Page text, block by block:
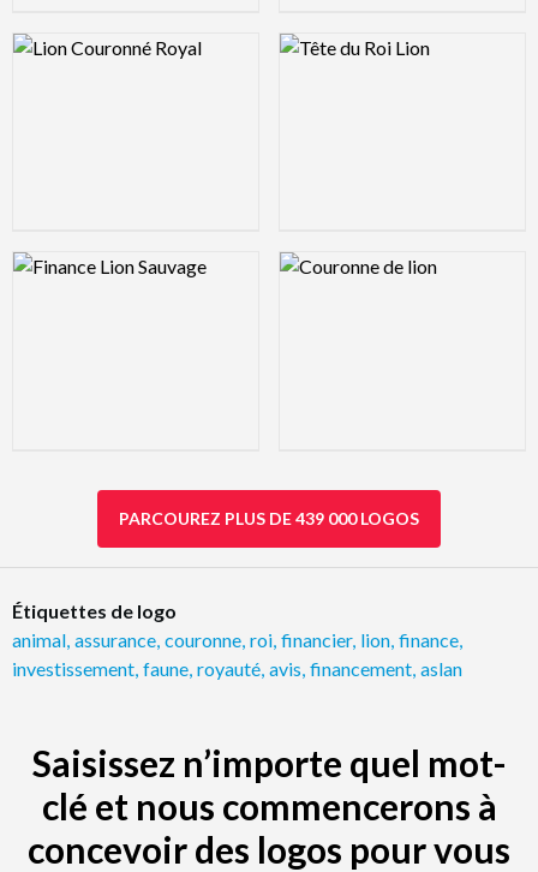
Logo Preview Image Logo Preview Image
Logo Preview Image Logo Preview Image
PARCOUREZ PLUS DE 439 000 LOGOS
Étiquettes de logo
animal assurance couronne roi financier, lion finance
investissement faune royauté avis financement aslan
Saisissez n’importe quel mot-
clé et nous commencerons à
concevoir des logos pour vous